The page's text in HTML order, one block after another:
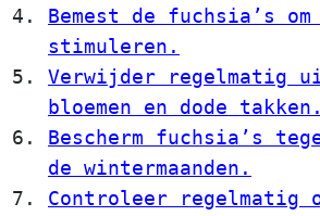
Bemest de fuchsia’s
stimuleren.
Verwijder regelmatig
bloemen en dode takken.
Bescherm fuchsia’s
de wintermaanden.
Controleer regelmatig